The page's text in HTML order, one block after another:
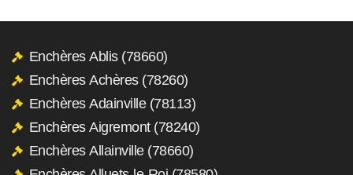
Enchères Ablis (78660)
Enchères Achères (78260)
Enchères Adainville (78113)
Enchères Aigremont (78240)
Enchères Allainville (78660)